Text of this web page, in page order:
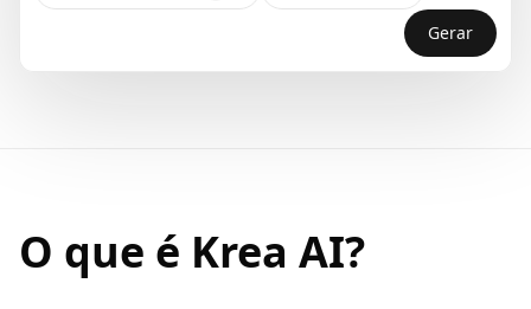
Gerar
O que é Krea AI?